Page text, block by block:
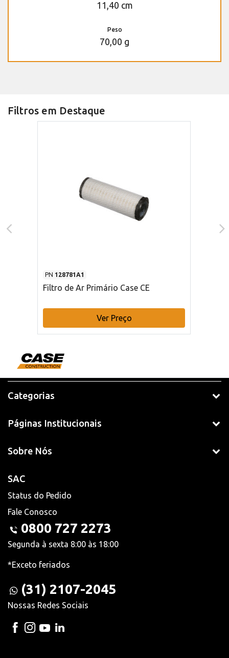
11,40 cm
Peso
70,00 g
Filtros em Destaque
PN 128781A1
Filtro de Ar Primário Case CE
Ver Preço
Categorias
Páginas Institucionais
Sobre Nós
SAC
Status do Pedido
Fale Conosco
0800 727 2273
Segunda à sexta 8:00 às 18:00
*Exceto feriados
(31) 2107-2045
Nossas Redes Sociais